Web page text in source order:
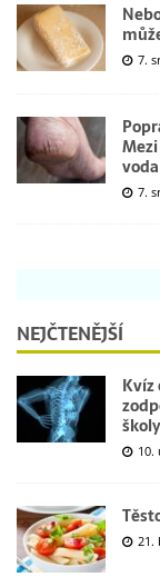
7.
voda
7.
NEJČTENĚJŠÍ
Kvíz
školy
10.
21.